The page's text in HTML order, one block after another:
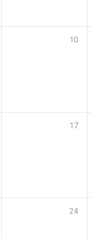
10
17
24